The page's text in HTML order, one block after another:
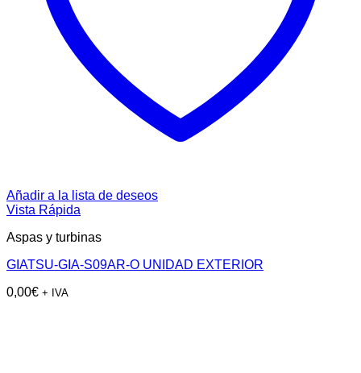
Añadir a la lista de deseos
Vista Rápida
Aspas y turbinas
GIATSU-GIA-S09AR-O UNIDAD EXTERIOR
0,00€ + IVA